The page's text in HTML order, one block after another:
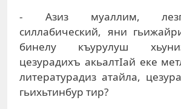
- Азиз муаллим,
силлабический, яни
бинелу къурулуш
цезурадихъ акьалтIай еке
литературадиз атайла,
гьихьтинбур тир?